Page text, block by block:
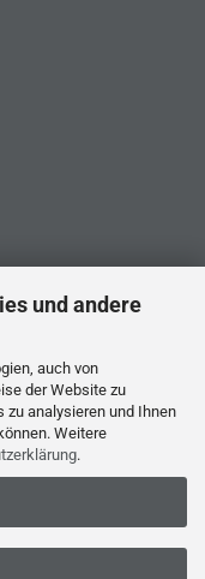
und andere
auch von
der Website zu
zu analysieren und Ihnen
Weitere
.